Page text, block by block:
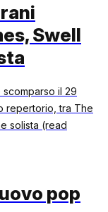
Swell
il 29
repertorio, tra The
solista (read
pop